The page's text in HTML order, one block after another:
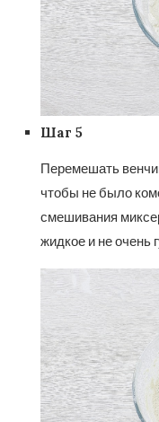
Шаг 5
Перемешать
чтобы не было
смешивания
жидкое и не очень